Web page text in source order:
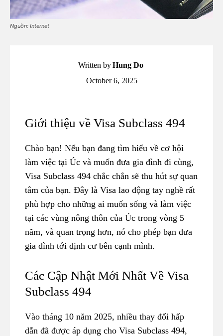
Nguồn: Internet
Written byHung Do
October 6, 2025
Giới thiệu về Visa Subclass 494
Chào bạn! Nếu bạn đang tìm hiểu về cơ hội
làm việc tại Úc và muốn đưa gia đình đi cùng,
Visa Subclass 494 chắc chắn sẽ thu hút sự quan
tâm của bạn. Đây là Visa lao động tay nghề rất
phù hợp cho những ai muốn sống và làm việc
tại các vùng nông thôn của Úc trong vòng 5
năm, và quan trọng hơn, nó cho phép bạn đưa
gia đình tới định cư bên cạnh mình.
Các Cập Nhật Mới Nhất Về Visa
Subclass 494
Vào tháng 10 năm 2025, nhiều thay đổi hấp
dẫn đã được áp dụng cho Visa Subclass 494,